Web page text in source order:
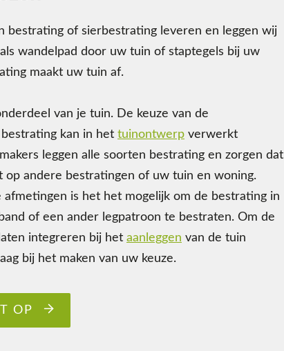
bestrating of sierbestrating leveren en leggen wij
wandelpad door uw tuin of staptegels bij uw
maakt uw tuin af.
van je tuin. De keuze van de
kan in het tuinontwerp verwerkt
leggen alle soorten bestrating en zorgen dat
op andere bestratingen of uw tuin en woning.
afmetingen is het het mogelijk om de bestrating in
of een ander legpatroon te bestraten. Om de
integreren bij het aanleggen van de tuin
bij het maken van uw keuze.
OP